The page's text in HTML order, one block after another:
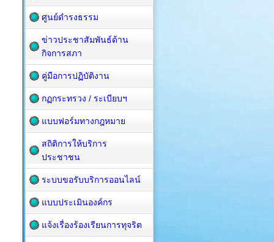
ศูนย์ดำรงธรรม
ข่าวประชาสัมพันธ์ด้าน
กิจการสภา
คู่มือการปฏิบัติงาน
กฏกระทรวง / ระเบียบฯ
แบบฟอร์มทางกฎหมาย
สถิติการให้บริการ
ประชาชน
ระบบขอรับบริการออนไลน์
แบบประเมินองค์กร
แจ้งเรื่องร้องเรียนการทุจริต